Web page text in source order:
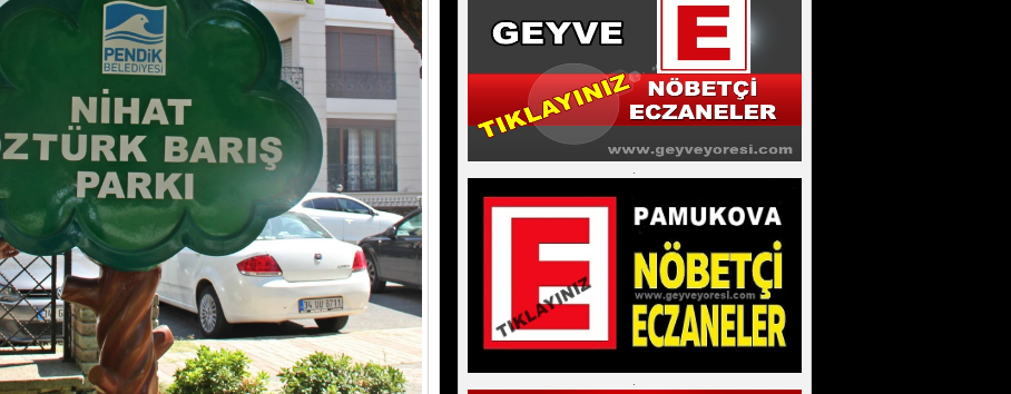
Geyve Atasözü Derki !!! (Geyve
Atasözleri)
Geyve Atasözü Derki !!! (Geyve
Atasözleri) Geyve Atasözleri 05 ...
Geyve Kıncılar (Akıncılar) 114 Yıllık
Fotoğraf ve Ağaç Hala Zirvede
Geyve Kıncılar (Akıncılar) 114 Yıllık
Fotoğraf ve Ağaç Hala Zirve...
Geyve Yöresi İçin Meteoroloji’den
”SICAK” Uyarısı Geldi.
Geyve Yöresi İçin Meteoroloji'den
''SICAK'' Uyarısı Geldi. Gey...
.
.